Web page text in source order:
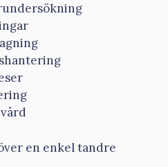
en enkel tandre